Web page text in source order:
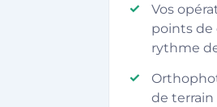
Vos
points de
rythme
de terrain